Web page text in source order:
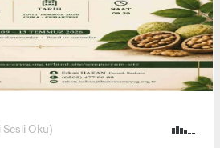
Sesli Oku)